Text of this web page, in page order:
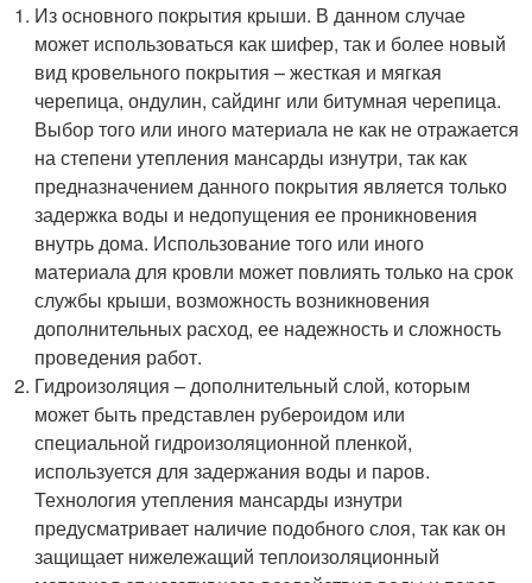
Из основного покрытия крыши. В данном случае
может использоваться как шифер, так и более новый
вид кровельного покрытия – жесткая и мягкая
черепица, ондулин, сайдинг или битумная черепица.
Выбор того или иного материала не как не отражается
на степени утепления мансарды изнутри, так как
предназначением данного покрытия является только
задержка воды и недопущения ее проникновения
внутрь дома. Использование того или иного
материала для кровли может повлиять только на срок
службы крыши, возможность возникновения
дополнительных расход, ее надежность и сложность
проведения работ.
Гидроизоляция – дополнительный слой, которым
может быть представлен рубероидом или
специальной гидроизоляционной пленкой,
используется для задержания воды и паров.
Технология утепления мансарды изнутри
предусматривает наличие подобного слоя, так как он
защищает нижележащий теплоизоляционный